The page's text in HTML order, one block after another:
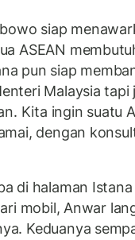
siap
ASEAN
pun siap
Malaysia tapi
Kita ingin suatu
dengan
di halaman
mobil, Anwar
Keduanya